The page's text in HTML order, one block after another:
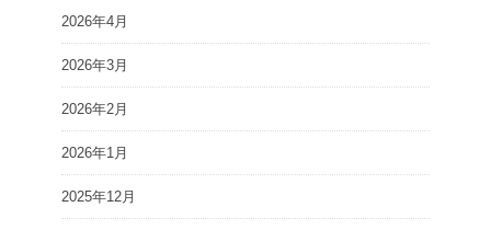
2026年4月
2026年3月
2026年2月
2026年1月
2025年12月